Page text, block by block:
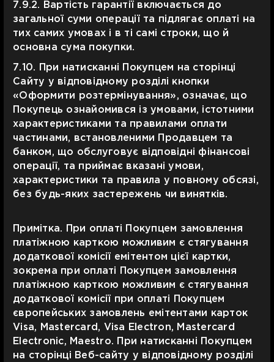
7.9.2. Вартість гарантії включається до
загальної суми операції та підлягає оплаті на
тих самих умовах і в ті самі строки, що й
основна сума покупки.
7.10. При натисканні Покупцем на сторінці
Сайту у відповідному розділі кнопки
«Оформити розтермінування», означає, що
Покупець ознайомився із умовами, істотними
характеристиками та правилами оплати
частинами, встановленими Продавцем та
банком, що обслуговує відповідні фінансові
операції, та приймає вказані умови,
характеристики та правила у повному обсязі,
без будь-яких застережень чи винятків.
Примітка. При оплаті Покупцем замовлення
платіжною карткою можливим є стягування
додаткової комісії емітентом цієї картки,
зокрема при оплаті Покупцем замовлення
платіжною карткою можливим є стягування
додаткової комісії при оплаті Покупцем
європейських замовлень емітентами карток
Visa, Mastercard, Visa Electron, Mastercard
Electronic, Maestro. При натисканні Покупцем
на сторінці Веб-сайту у відповідному розділі